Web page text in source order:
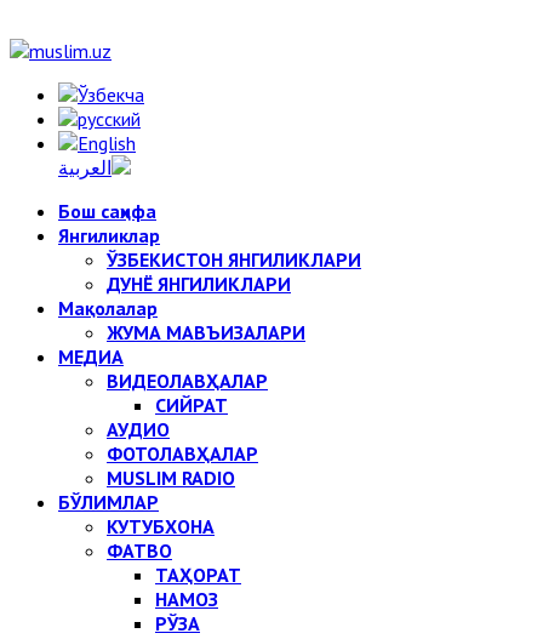
Бош саҳифа
Янгиликлар
ЎЗБЕКИСТОН ЯНГИЛИКЛАРИ
ДУНЁ ЯНГИЛИКЛАРИ
Мақолалар
ЖУМА МАВЪИЗАЛАРИ
МЕДИА
ВИДЕОЛАВҲАЛАР
СИЙРАТ
АУДИО
ФОТОЛАВҲАЛАР
MUSLIM RADIO
БЎЛИМЛАР
КУТУБХОНА
ФАТВО
ТАҲОРАТ
НАМОЗ
РЎЗА